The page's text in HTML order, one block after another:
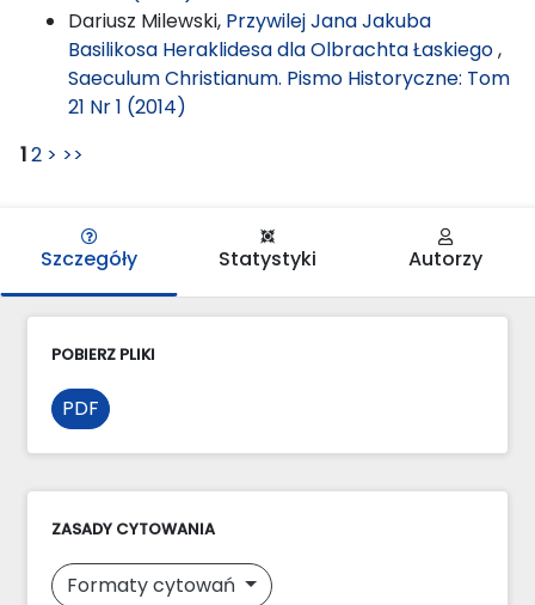
Dariusz Milewski, Przywilej Jana Jakuba
Basilikosa Heraklidesa dla Olbrachta Łaskiego,
Saeculum Christianum. Pismo Historyczne: Tom
21 Nr 1 (2014)
12 > >>
Szczegóły Statystyki Autorzy
POBIERZ PLIKI
PDF
ZASADY CYTOWANIA
Formaty cytowań